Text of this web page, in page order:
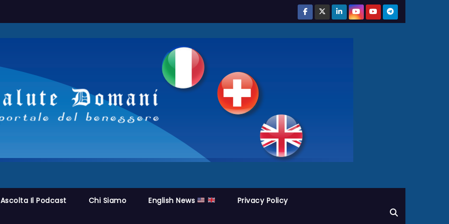
Ascolta Il Podcast Chi Siamo English News Privacy Policy